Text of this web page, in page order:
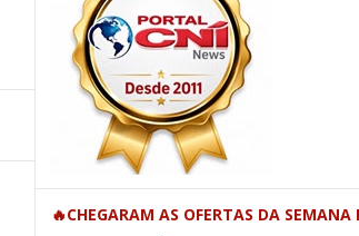
🔥CHEGARAM AS OFERTAS DA